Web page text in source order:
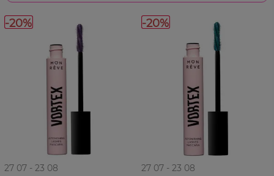
-20%
27 07 - 23 08
-20%
27 07 - 23 08